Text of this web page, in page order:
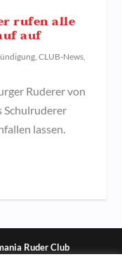
rufen alle
auf
,CLUB-News,
Ruderer von
Schulruderer
lassen.
Ruder Club